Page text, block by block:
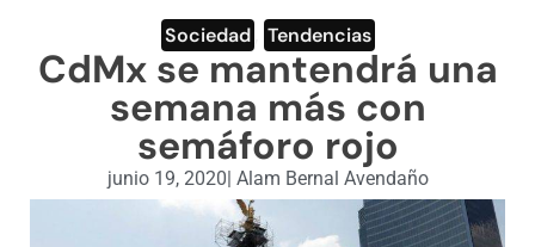
ENGLISH SECTION
VIDEOS
Sociedad Tendencias
CdMx se mantendrá una
semana más con
semáforo rojo
junio 19, 2020| Alam Bernal Avendaño